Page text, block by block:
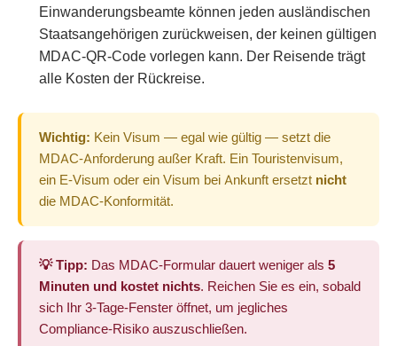
Einwanderungsbeamte können jeden ausländischen
Staatsangehörigen zurückweisen, der keinen gültigen
MDAC-QR-Code vorlegen kann. Der Reisende trägt
alle Kosten der Rückreise.
Wichtig: Kein Visum — egal wie gültig — setzt die
MDAC-Anforderung außer Kraft. Ein Touristenvisum,
ein E-Visum oder ein Visum bei Ankunft ersetzt nicht
die MDAC-Konformität.
💡 Tipp: Das MDAC-Formular dauert weniger als 5
Minuten und kostet nichts. Reichen Sie es ein, sobald
sich Ihr 3-Tage-Fenster öffnet, um jegliches
Compliance-Risiko auszuschließen.